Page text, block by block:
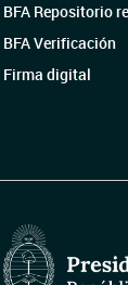
BFA Repositorio
BFA Verificación
Firma digital